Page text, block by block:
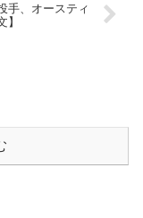
手、オースティ